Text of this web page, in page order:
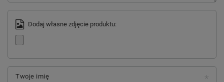
Dodaj własne zdjęcie produktu:
Twoje imię